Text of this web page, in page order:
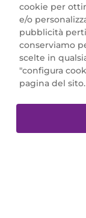
Marionnaud
Largo Fiera
REA Milano
SCARICA LA
cookie per
e/o
pubblicità
conserviamo
scelte in
"configura
pagina del sito.